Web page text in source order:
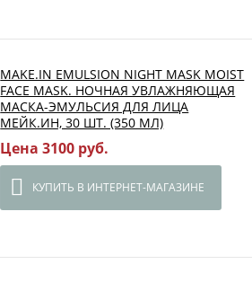
MAKE.IN EMULSION NIGHT MASK MOIST
FACE MASK. НОЧНАЯ УВЛАЖНЯЮЩАЯ
МАСКА-ЭМУЛЬСИЯ ДЛЯ ЛИЦА
МЕЙК.ИН, 30 ШТ. (350 МЛ)
Цена 3100 руб.
КУПИТЬ В ИНТЕРНЕТ-МАГАЗИНЕ